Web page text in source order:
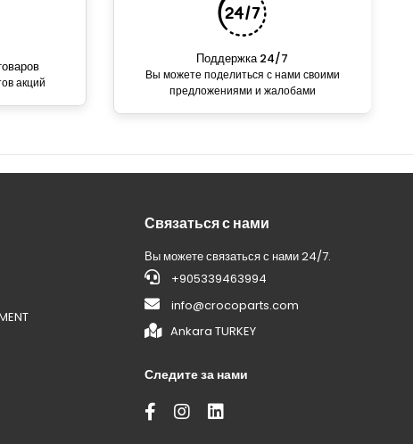
акций
Поддержка 24/7
Вы можете поделиться с нами своими
предложениями и жалобами
Связаться с нами
Вы можете связаться с нами 24/7.
+905339463994
info@crocoparts.com
Ankara TURKEY
Следите за нами